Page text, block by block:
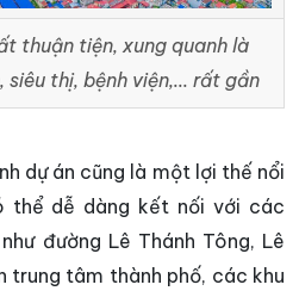
thuận tiện, xung quanh là
thị, bệnh viện,... rất gần
dự án cũng là một lợi thế nổi
thể dễ dàng kết nối với các
đường Lê Thánh Tông, Lê
trung tâm thành phố, các khu